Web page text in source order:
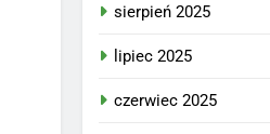
sierpień 2025
lipiec 2025
czerwiec 2025